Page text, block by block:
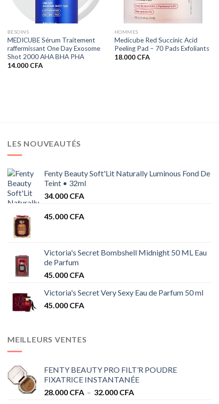
BESOINS
MEDICUBE Sérum Traitement
raffermissant One Day Exosome
Shot 2000 AHA BHA PHA
14.000 CFA
HOMMES
Medicube Red Succinic Acid
Peeling Pad – 70 Pads Exfoliants
18.000 CFA
LES NOUVEAUTÉS
Fenty Beauty Soft'Lit Naturally Luminous Fond De
Teint • 32ml
34.000 CFA
45.000 CFA
Victoria's Secret Bombshell Midnight 50 ML Eau
de Parfum
45.000 CFA
Victoria's Secret Very Sexy Eau de Parfum 50 ml
45.000 CFA
MEILLEURS VENTES
FENTY BEAUTY PRO FILT’R POUDRE
FIXATRICE INSTANTANÉE
28.000 CFA – 32.000 CFA